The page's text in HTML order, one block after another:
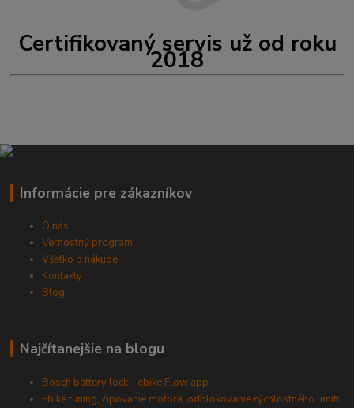
Certifikovaný servis už od roku
2018
Informácie pre zákazníkov
O nás
Vernostný program
Všetko o nákupe
Kontakty
Blog
Najčítanejšie na blogu
Bosch battery lock - ebike Flow app
Ebike tuning, čipovanie motora, odblokovanie rýchlostného limitu